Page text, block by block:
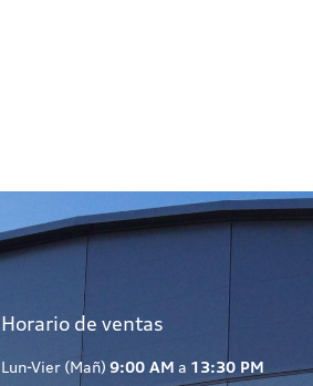
Horario de ventas
Lun-Vier (Mañ) 9:00 AM a 13:30 PM